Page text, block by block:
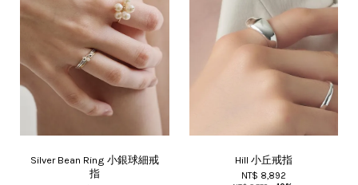
Silver Bean Ring 小銀球細戒
指
Hill 小丘戒指
NT$ 8,892